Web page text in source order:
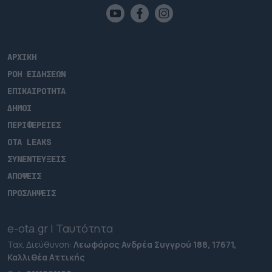
ΑΡΧΙΚΗ
ΡΟΗ ΕΙΔΗΣΕΩΝ
ΕΠΙΚΑΙΡΟΤΗΤΑ
ΔΗΜΟΙ
ΠΕΡΙΦΕΡΕΙΕΣ
OTA LEAKS
ΣΥΝΕΝΤΕΥΞΕΙΣ
ΑΠΟΨΕΙΣ
ΠΡΟΣΛΗΨΕΙΣ
e-ota.gr | Ταυτότητα
Ταχ. Διεύθυνση: Λεωφόρος Ανδρέα Συγγρού 188, 17671,
Καλλιθέα Αττικής